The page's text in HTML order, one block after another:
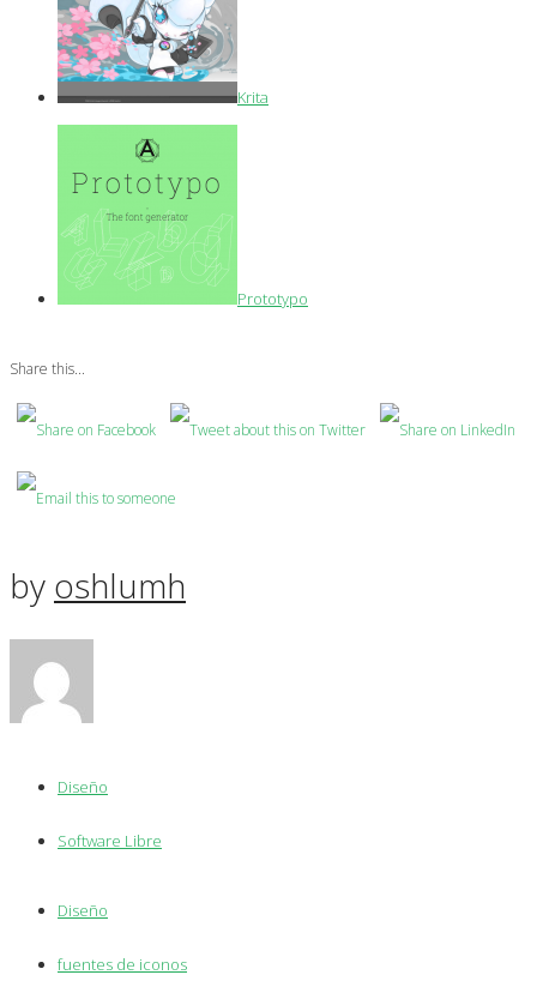
Krita
Prototypo
Share this...
by oshlumh
Diseño
Software Libre
Diseño
fuentes de iconos